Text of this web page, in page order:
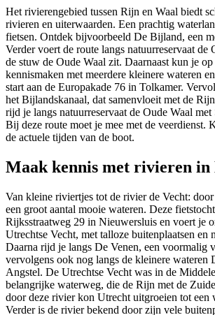
Het rivierengebied tussen Rijn en Waal biedt
rivieren en uiterwaarden. Een prachtig
fietsen. Ontdek bijvoorbeeld De Bijland, een
Verder voert de route langs natuurreservaat de
de stuw de Oude Waal zit. Daarnaast kun je op
kennismaken met meerdere kleinere wateren
start aan de Europakade 76 in Tolkamer.
het Bijlandskanaal, dat samenvloeit met de
rijd je langs natuurreservaat de Oude Waal
Bij deze route moet je mee met de veerdienst.
de actuele tijden van de boot.
Maak kennis met rivieren in
Van kleine riviertjes tot de rivier de Vecht:
een groot aantal mooie wateren. Deze
Rijksstraatweg 29 in Nieuwersluis en voert je
Utrechtse Vecht, met talloze buitenplaatsen en
Daarna rijd je langs De Venen, een voormalig
vervolgens ook nog langs de kleinere wateren
Angstel. De Utrechtse Vecht was in de
belangrijke waterweg, die de Rijn met de
door deze rivier kon Utrecht uitgroeien tot een
Verder is de rivier bekend door zijn vele